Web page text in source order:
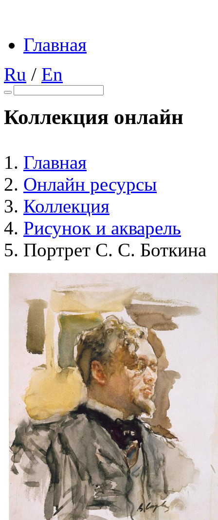
Главная
Ru / En
Коллекция онлайн
Главная
Онлайн ресурсы
Коллекция
Рисунок и акварель
Портрет С. С. Боткина